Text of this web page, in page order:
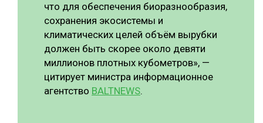
что для обеспечения биоразнообразия,
сохранения экосистемы и
климатических целей объём вырубки
должен быть скорее около девяти
миллионов плотных кубометров», —
цитирует министра информационное
агентство BALTNEWS.